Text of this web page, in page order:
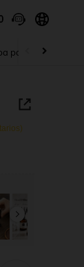
para dormir